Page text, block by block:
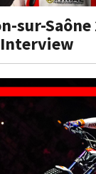
sur-